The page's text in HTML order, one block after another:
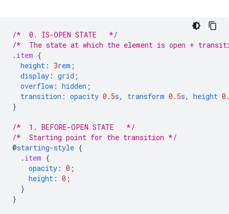
/*  0. IS-OPEN STATE   */
/*  The state at which the element is open +
. item {
height : 3rem ;
display : grid ;
overflow : hidden ;
transition : opacity 0.5s, transform 0.5s, height
}
/*  1. BEFORE-OPEN STATE   */
/*  Starting point for the transition */
@starting-style {
. item {
opacity : 0 ;
height : 0 ;
}
}